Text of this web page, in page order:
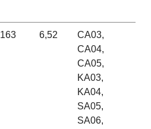
163 6,52
CA03,
CA04,
CA05,
KA03,
KA04,
SA05,
SA06,